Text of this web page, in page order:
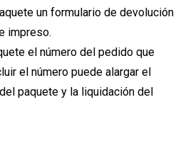
un formulario de devolución
impreso.
el número del pedido que
el número puede alargar el
paquete y la liquidación del